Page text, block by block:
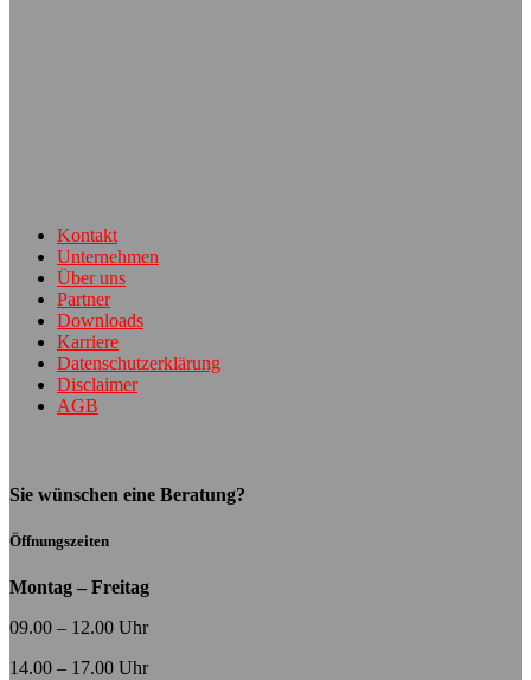
Kontakt
Unternehmen
Über uns
Partner
Downloads
Karriere
Datenschutzerklärung
Disclaimer
AGB
Sie wünschen eine Beratung?
Öffnungszeiten
Montag – Freitag
09.00 – 12.00 Uhr
14.00 – 17.00 Uhr